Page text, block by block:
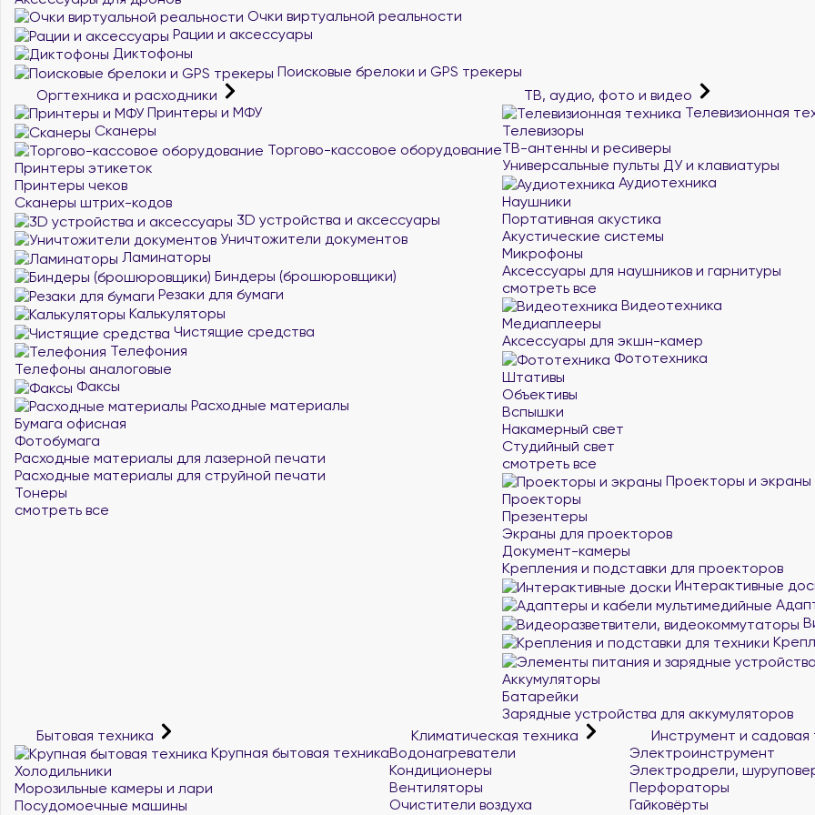
Очки виртуальной реальности
Рации и аксессуары
Диктофоны
Поисковые брелоки и GPS трекеры
Оргтехника и расходники
Принтеры и МФУ
Сканеры
Торгово-кассовое оборудование
Принтеры этикеток
Принтеры чеков
Сканеры штрих-кодов
3D устройства и аксессуары
Уничтожители документов
Ламинаторы
Биндеры (брошюровщики)
Резаки для бумаги
Калькуляторы
Чистящие средства
Телефония
Телефоны аналоговые
Факсы
Расходные материалы
Бумага офисная
Фотобумага
Расходные материалы для лазерной печати
Расходные материалы для струйной печати
Тонеры
смотреть все
ТВ, аудио, фото и видео
Телевизионная
Телевизоры
ТВ-антенны и ресиверы
Универсальные пульты ДУ и клавиатуры
Аудиотехника
Наушники
Портативная акустика
Акустические системы
Микрофоны
Аксессуары для наушников и гарнитуры
смотреть все
Видеотехника
Медиаплееры
Аксессуары для экшн-камер
Фототехника
Штативы
Объективы
Вспышки
Накамерный свет
Студийный свет
смотреть все
Проекторы и экраны
Проекторы
Презентеры
Экраны для проекторов
Документ-камеры
Крепления и подставки для проекторов
Интерактивные
Аккумуляторы
Батарейки
Зарядные устройства для аккумуляторов
Бытовая техника
Крупная бытовая техника
Холодильники
Морозильные камеры и лари
Посудомоечные машины
Климатическая техника
Водонагреватели
Кондиционеры
Вентиляторы
Очистители воздуха
Инструмент и садовая
Электроинструмент
Электродрели,
Перфораторы
Гайковёрты